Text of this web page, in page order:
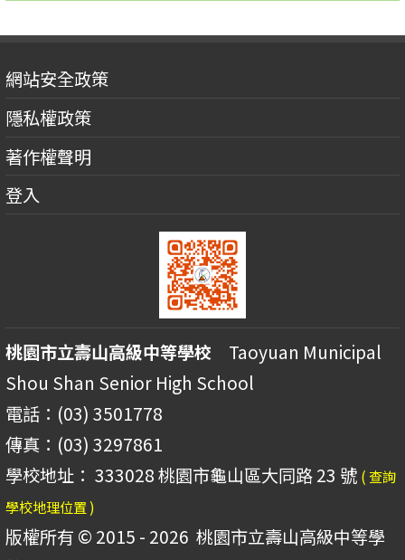
網站安全政策
隱私權政策
著作權聲明
登入
桃園市立壽山高級中等學校 Taoyuan Municipal
Shou Shan Senior High School
電話：(03) 3501778
傳真：(03) 3297861
學校地址： 333028 桃園市龜山區大同路 23 號 ( 查詢
學校地理位置 )
版權所有 © 2015 - 2026 桃園市立壽山高級中等學